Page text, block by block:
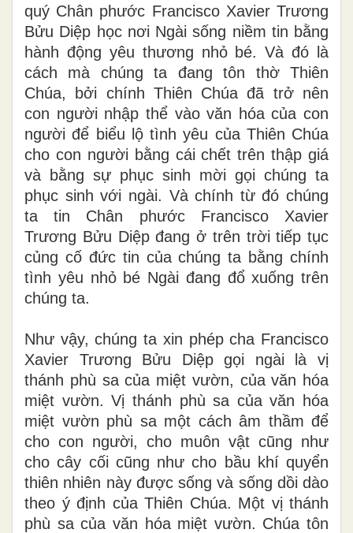
quý Chân phước Francisco Xavier Trương
Bửu Diệp học nơi Ngài sống niềm tin bằng
hành động yêu thương nhỏ bé. Và đó là
cách mà chúng ta đang tôn thờ Thiên
Chúa, bởi chính Thiên Chúa đã trở nên
con người nhập thể vào văn hóa của con
người để biểu lộ tình yêu của Thiên Chúa
cho con người bằng cái chết trên thập giá
và bằng sự phục sinh mời gọi chúng ta
phục sinh với ngài. Và chính từ đó chúng
ta tin Chân phước Francisco Xavier
Trương Bửu Diệp đang ở trên trời tiếp tục
củng cố đức tin của chúng ta bằng chính
tình yêu nhỏ bé Ngài đang đổ xuống trên
chúng ta.
Như vậy, chúng ta xin phép cha Francisco
Xavier Trương Bửu Diệp gọi ngài là vị
thánh phù sa của miệt vườn, của văn hóa
miệt vườn. Vị thánh phù sa của văn hóa
miệt vườn phù sa một cách âm thầm để
cho con người, cho muôn vật cũng như
cho cây cối cũng như cho bầu khí quyển
thiên nhiên này được sống và sống dồi dào
theo ý định của Thiên Chúa. Một vị thánh
phù sa của văn hóa miệt vườn. Chúa tôn